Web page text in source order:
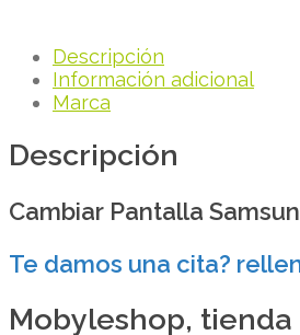
Descripción
Información adicional
Marca
Descripción
Cambiar Pantalla
Te damos una cita?
Mobyleshop,